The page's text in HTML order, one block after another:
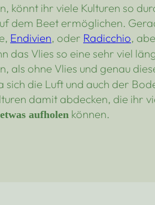
ihr viele Kulturen so
dem Beet ermöglichen.
Endivien, oder Radicchio,
das Vlies so eine sehr viel
als ohne Vlies und genau
die Luft und auch der
damit abdecken, die ihr
aufholen können.